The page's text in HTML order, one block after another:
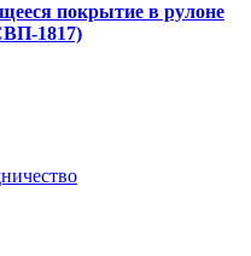
покрытие в рулоне
1817)